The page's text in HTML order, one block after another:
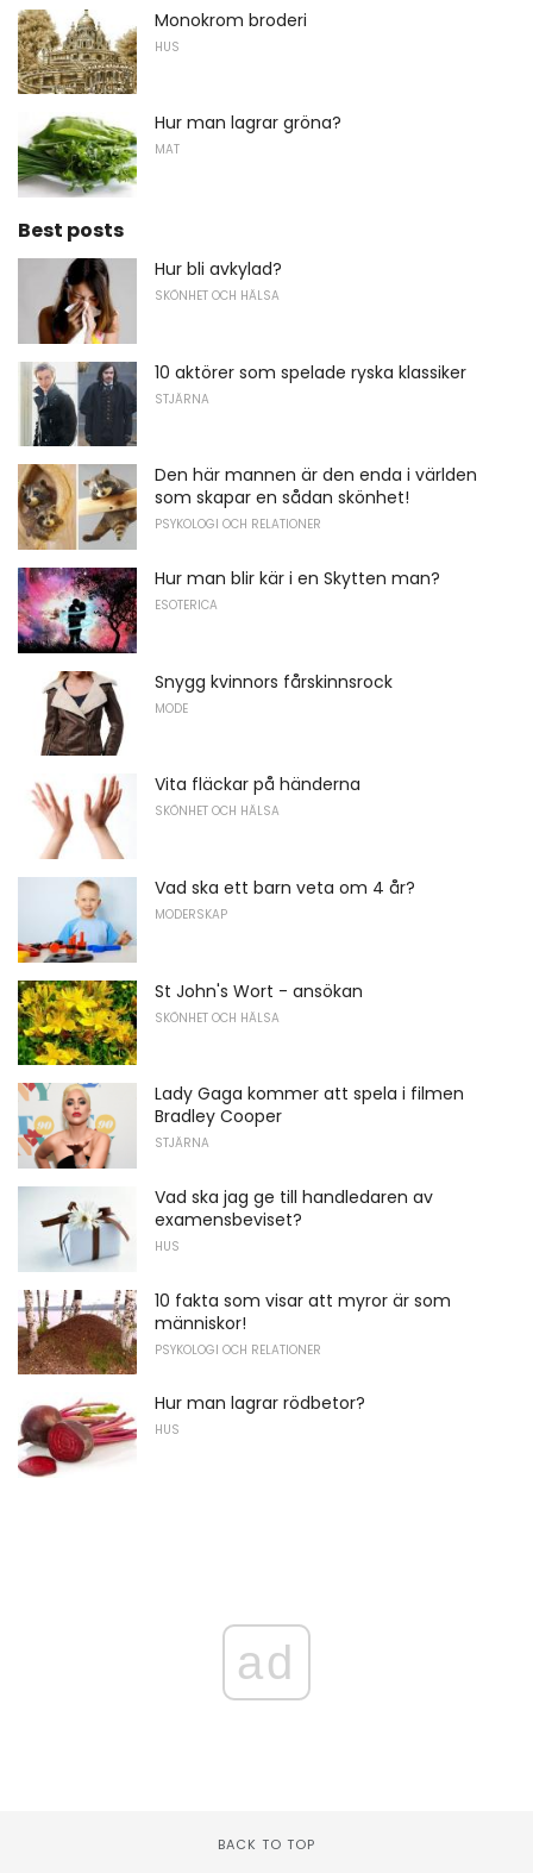
Monokrom broderi
HUS
Hur man lagrar gröna?
MAT
Best posts
Hur bli avkylad?
SKÖNHET OCH HÄLSA
10 aktörer som spelade ryska klassiker
STJÄRNA
Den här mannen är den enda i världen
som skapar en sådan skönhet!
PSYKOLOGI OCH RELATIONER
Hur man blir kär i en Skytten man?
ESOTERICA
Snygg kvinnors fårskinnsrock
MODE
Vita fläckar på händerna
SKÖNHET OCH HÄLSA
Vad ska ett barn veta om 4 år?
MODERSKAP
St John's Wort - ansökan
SKÖNHET OCH HÄLSA
Lady Gaga kommer att spela i filmen
Bradley Cooper
STJÄRNA
Vad ska jag ge till handledaren av
examensbeviset?
HUS
10 fakta som visar att myror är som
människor!
PSYKOLOGI OCH RELATIONER
Hur man lagrar rödbetor?
HUS
ad
BACK TO TOP